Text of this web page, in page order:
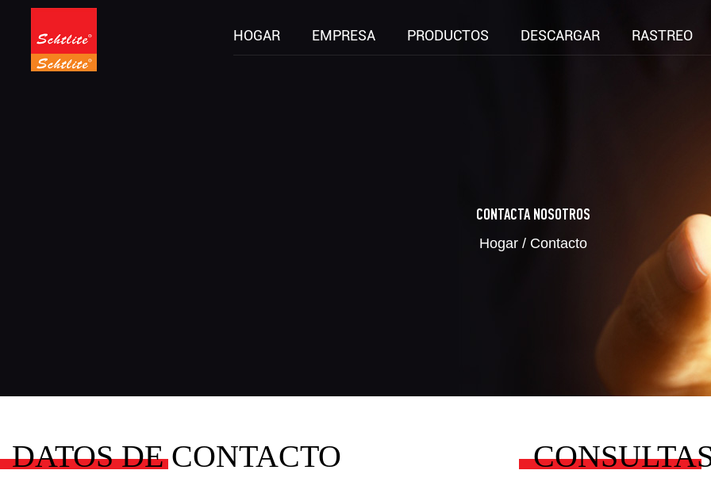
HOGAR EMPRESA PRODUCTOS DESCARGAR RASTREO
CONTACTA NOSOTROS
Hogar / Contacto
DATOS DE CONTACTO